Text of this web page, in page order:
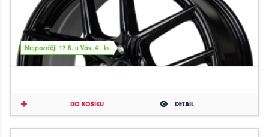
Nejpozději 17.8. u Vás, 4+ ks
DO KOŠÍKU DETAIL